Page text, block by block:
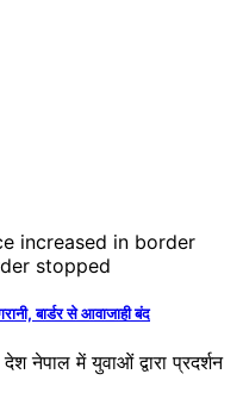
बार्डर से आवाजाही बंद
में युवाओं द्वारा प्रदर्शन